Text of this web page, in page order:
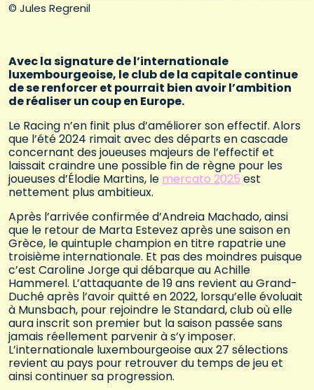
© Jules Regrenil
Avec la signature de l’internationale
luxembourgeoise, le club de la capitale continue
de se renforcer et pourrait bien avoir l’ambition
de réaliser un coup en Europe.
Le Racing n’en finit plus d’améliorer son effectif. Alors
que l’été 2024 rimait avec des départs en cascade
concernant des joueuses majeurs de l’effectif et
laissait craindre une possible fin de règne pour les
joueuses d’Élodie Martins, le mercato 2025 est
nettement plus ambitieux.
Après l’arrivée confirmée d’Andreia Machado, ainsi
que le retour de Marta Estevez après une saison en
Grèce, le quintuple champion en titre rapatrie une
troisième internationale. Et pas des moindres puisque
c’est Caroline Jorge qui débarque au Achille
Hammerel. L’attaquante de 19 ans revient au Grand-
Duché après l’avoir quitté en 2022, lorsqu’elle évoluait
à Munsbach, pour rejoindre le Standard, club où elle
aura inscrit son premier but la saison passée sans
jamais réellement parvenir à s’y imposer.
L’internationale luxembourgeoise aux 27 sélections
revient au pays pour retrouver du temps de jeu et
ainsi continuer sa progression.